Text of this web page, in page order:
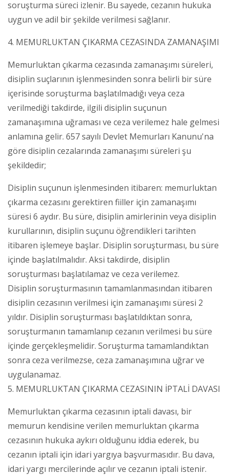
soruşturma süreci izlenir. Bu sayede, cezanın hukuka
uygun ve adil bir şekilde verilmesi sağlanır.
4. MEMURLUKTAN ÇIKARMA CEZASINDA ZAMANAŞIMI
Memurluktan çıkarma cezasında zamanaşımı süreleri,
disiplin suçlarının işlenmesinden sonra belirli bir süre
içerisinde soruşturma başlatılmadığı veya ceza
verilmediği takdirde, ilgili disiplin suçunun
zamanaşımına uğraması ve ceza verilemez hale gelmesi
anlamına gelir. 657 sayılı Devlet Memurları Kanunu'na
göre disiplin cezalarında zamanaşımı süreleri şu
şekildedir;
Disiplin suçunun işlenmesinden itibaren: memurluktan
çıkarma cezasını gerektiren fiiller için zamanaşımı
süresi 6 aydır. Bu süre, disiplin amirlerinin veya disiplin
kurullarının, disiplin suçunu öğrendikleri tarihten
itibaren işlemeye başlar. Disiplin soruşturması, bu süre
içinde başlatılmalıdır. Aksi takdirde, disiplin
soruşturması başlatılamaz ve ceza verilemez.
Disiplin soruşturmasının tamamlanmasından itibaren
disiplin cezasının verilmesi için zamanaşımı süresi 2
yıldır. Disiplin soruşturması başlatıldıktan sonra,
soruşturmanın tamamlanıp cezanın verilmesi bu süre
içinde gerçekleşmelidir. Soruşturma tamamlandıktan
sonra ceza verilmezse, ceza zamanaşımına uğrar ve
uygulanamaz.
5. MEMURLUKTAN ÇIKARMA CEZASININ İPTALİ DAVASI
Memurluktan çıkarma cezasının iptali davası, bir
memurun kendisine verilen memurluktan çıkarma
cezasının hukuka aykırı olduğunu iddia ederek, bu
cezanın iptali için idari yargıya başvurmasıdır. Bu dava,
idari yargı mercilerinde açılır ve cezanın iptali istenir.